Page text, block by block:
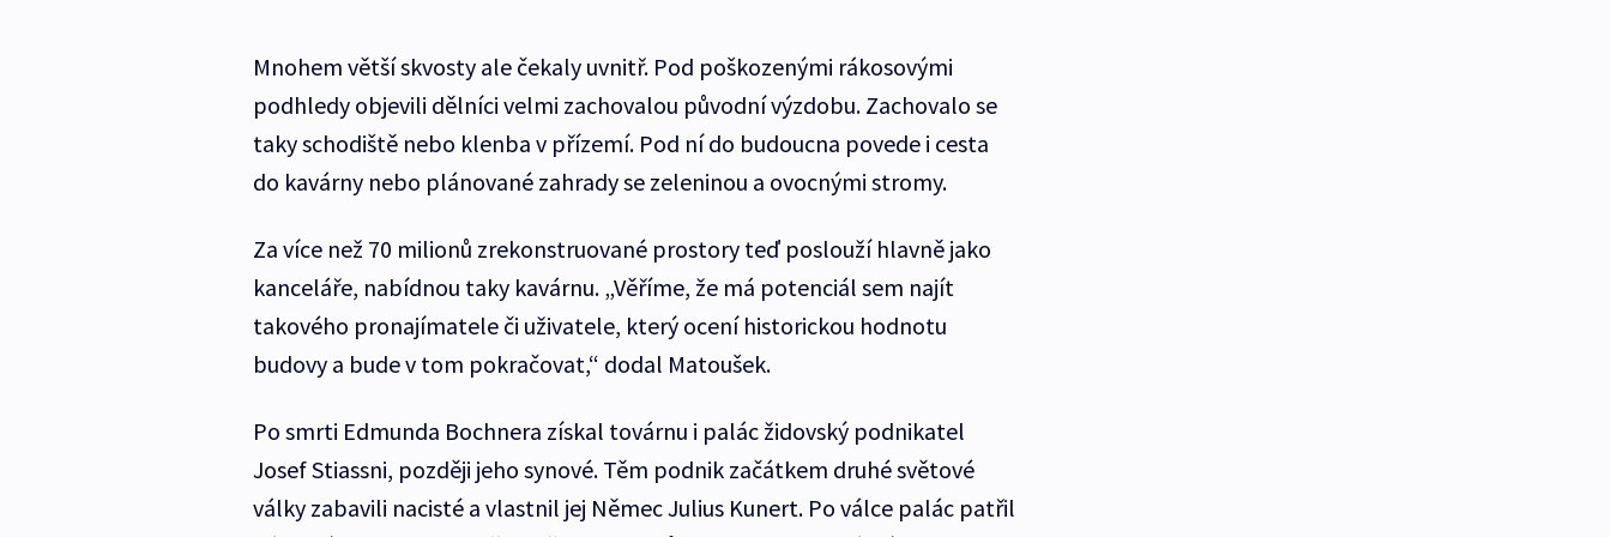
Mnohem větší skvosty ale čekaly uvnitř. Pod poškozenými rákosovými
podhledy objevili dělníci velmi zachovalou původní výzdobu. Zachovalo se
taky schodiště nebo klenba v přízemí. Pod ní do budoucna povede i cesta
do kavárny nebo plánované zahrady se zeleninou a ovocnými stromy.
Za více než 70 milionů zrekonstruované prostory teď poslouží hlavně jako
kanceláře, nabídnou taky kavárnu. „Věříme, že má potenciál sem najít
takového pronajímatele či uživatele, který ocení historickou hodnotu
budovy a bude v tom pokračovat,“ dodal Matoušek.
Po smrti Edmunda Bochnera získal továrnu i palác židovský podnikatel
Josef Stiassni, později jeho synové. Těm podnik začátkem druhé světové
války zabavili nacisté a vlastnil jej Němec Julius Kunert. Po válce palác patřil